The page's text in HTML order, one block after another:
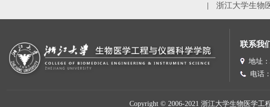
| 浙江大学生物
联系我
地址
电话
Copyright © 2006-2021 浙江大学生物医学工